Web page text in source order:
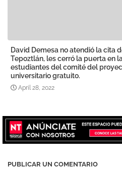
David Demesa no atendió la cita
Tepoztlán, les cerró la puerta en
estudiantes del comité del
universitario gratuito.
April 28, 2022
PUBLICAR UN COMENTARIO